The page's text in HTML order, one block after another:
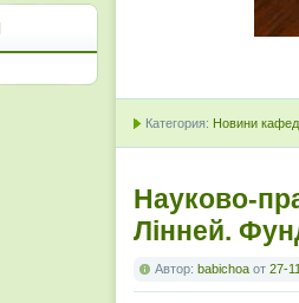
Категория: Новини
Науково-
Лінней.
Автор: babichoa от 27-